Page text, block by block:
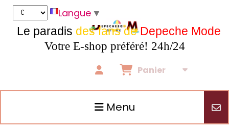
Le paradis des fans deDepeche Mode
Votre E-shop préféré! 24h/24
Panier
Menu
Langue ▼
Panneau de gestion des cookies